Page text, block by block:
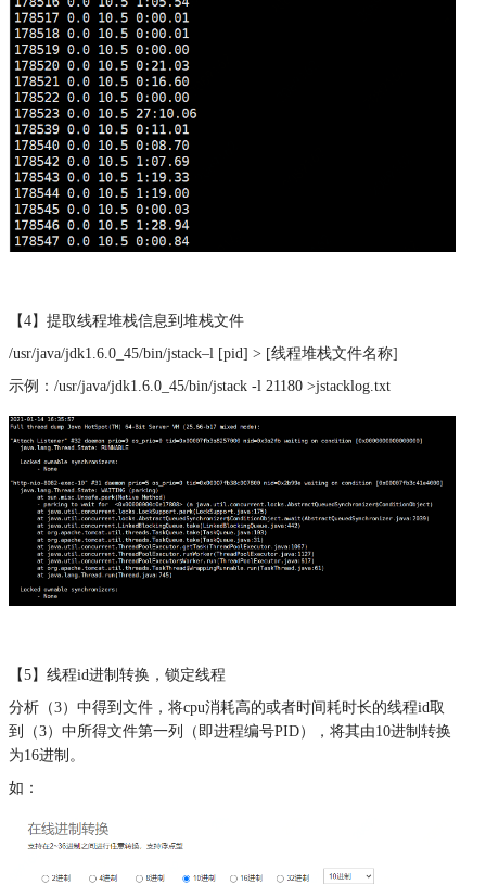
【4】提取线程堆栈信息到堆栈文件
/usr/java/jdk1.6.0_45/bin/jstack–l [pid] > [线程堆栈文件名称]
示例：/usr/java/jdk1.6.0_45/bin/jstack -l 21180 >jstacklog.txt
【5】线程id进制转换，锁定线程
分析（3）中得到文件，将cpu消耗高的或者时间耗时长的线程id取
到（3）中所得文件第一列（即进程编号PID），将其由10进制转换
为16进制。
如：